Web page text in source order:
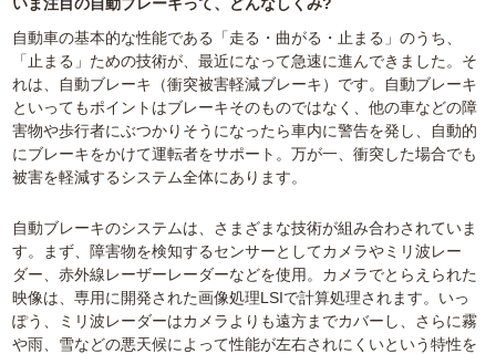
自動車の基本的な性能である「走る・曲がる・止まる」のうち、
「止まる」ための技術が、最近になって急速に進んできました。そ
れは、自動ブレーキ（衝突被害軽減ブレーキ）です。自動ブレーキ
といってもポイントはブレーキそのものではなく、他の車などの障
害物や歩行者にぶつかりそうになったら車内に警告を発し、自動的
にブレーキをかけて運転者をサポート。万が一、衝突した場合でも
被害を軽減するシステム全体にあります。
自動ブレーキのシステムは、さまざまな技術が組み合わされていま
す。まず、障害物を検知するセンサーとしてカメラやミリ波レー
ダー、赤外線レーザーレーダーなどを使用。カメラでとらえられた
映像は、専用に開発された画像処理LSIで計算処理されます。いっ
ぽう、ミリ波レーダーはカメラよりも遠方までカバーし、さらに霧
や雨、雪などの悪天候によって性能が左右されにくいという特性を